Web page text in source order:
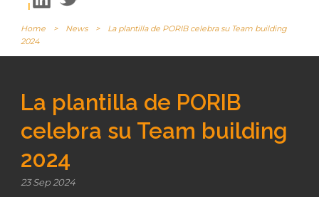
|
Home > News >
La plantilla de PORIB celebra su Team building
2024
La plantilla de PORIB
celebra su Team building
2024
23 Sep 2024